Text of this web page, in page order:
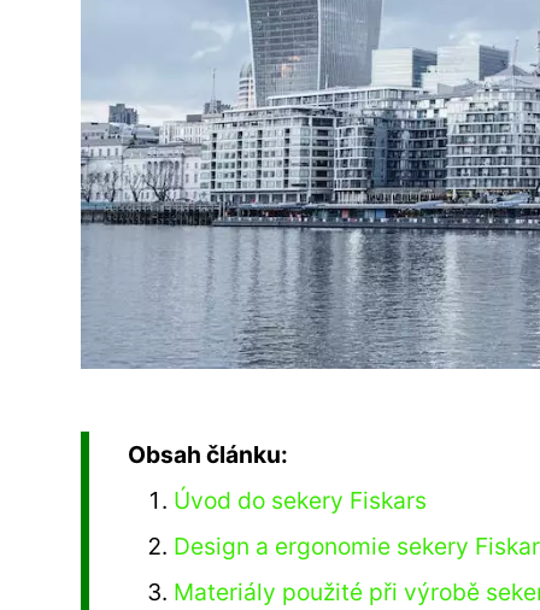
Obsah článku:
Úvod do sekery Fiskars
Design a ergonomie sekery
Materiály použité při výrobě